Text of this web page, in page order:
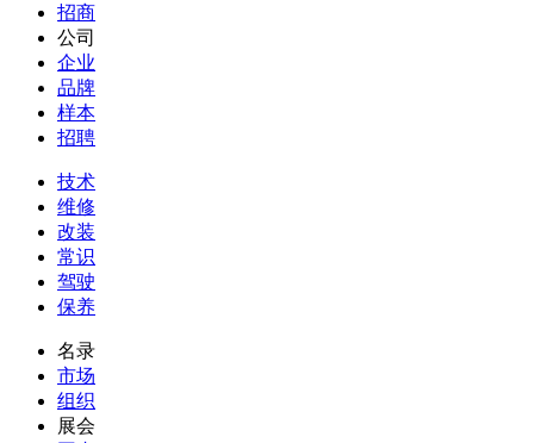
招商
公司
企业
品牌
样本
招聘
技术
维修
改装
常识
驾驶
保养
名录
市场
组织
展会